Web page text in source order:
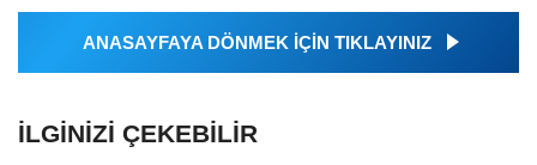
ANASAYFAYA DÖNMEK İÇİN TIKLAYINIZ
İLGINIZI ÇEKEBILIR